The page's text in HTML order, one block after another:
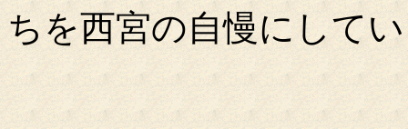
ちを西宮の自慢にして